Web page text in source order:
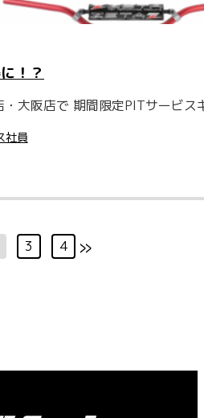
！？
・大阪店で 期間限定PITサービ
社員
3 4 »